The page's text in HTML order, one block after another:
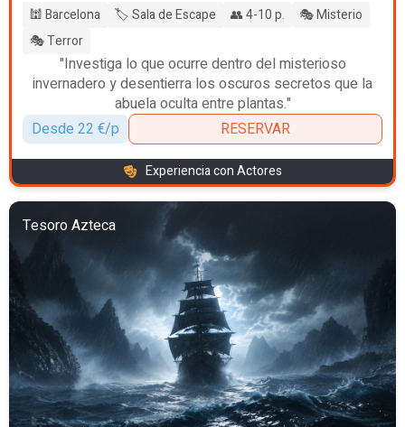
🕍 Barcelona 🏷️ Sala de Escape 👥 4-10 p.
🎭 Misterio
🎭 Terror
"Investiga lo que ocurre dentro del misterioso
invernadero y desentierra los oscuros secretos que la
abuela oculta entre plantas."
Desde 22 €/p
RESERVAR
Experiencia con Actores
Tesoro Azteca